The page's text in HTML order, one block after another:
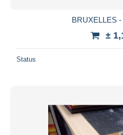
BRUXELLES
±
Status